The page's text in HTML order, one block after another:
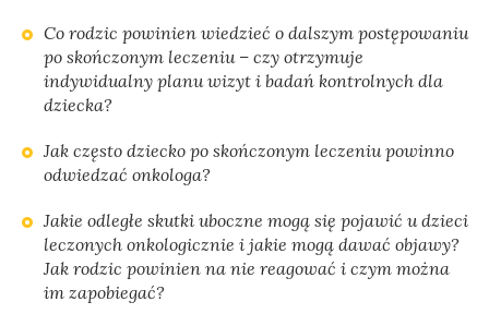
Co rodzic powinien wiedzieć o dalszym postępowaniu
po skończonym leczeniu – czy otrzymuje
indywidualny planu wizyt i badań kontrolnych dla
dziecka?
Jak często dziecko po skończonym leczeniu powinno
odwiedzać onkologa?
Jakie odległe skutki uboczne mogą się pojawić u dzieci
leczonych onkologicznie i jakie mogą dawać objawy?
Jak rodzic powinien na nie reagować i czym można
im zapobiegać?